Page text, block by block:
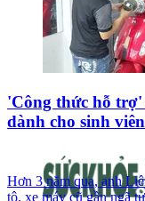
'Công thức hỗ trợ'
dành cho sinh
Hơn 3 năm qua, anh
tô, xe máy cũ gần ngã